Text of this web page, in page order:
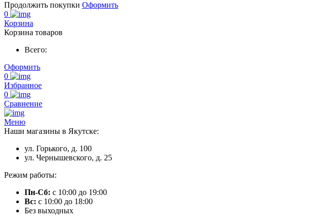
Продолжить покупки Оформить
0
Корзина
Корзина товаров
Всего:
Оформить
0
Избранное
0
Сравнение
Меню
Наши магазины в Якутске:
ул. Горького, д. 100
ул. Чернышевского, д. 25
Режим работы:
Пн-Сб: с 10:00 до 19:00
Вс: с 10:00 до 18:00
Без выходных